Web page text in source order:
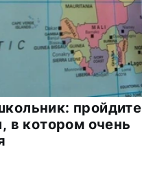
пройдите
в котором очень